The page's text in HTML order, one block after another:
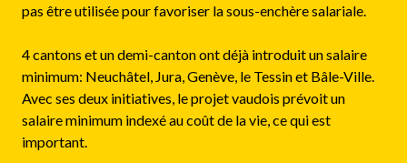
pas être utilisée pour favoriser la sous-enchère salariale.
4 cantons et un demi-canton ont déjà introduit un salaire
minimum: Neuchâtel, Jura, Genève, le Tessin et Bâle-Ville.
Avec ses deux initiatives, le projet vaudois prévoit un
salaire minimum indexé au coût de la vie, ce qui est
important.